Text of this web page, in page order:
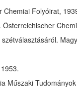
Chemiai Folyóirat,
Műszaki